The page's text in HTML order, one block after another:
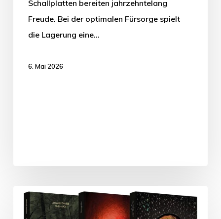
Schallplatten bereiten jahrzehntelang
Freude. Bei der optimalen Fürsorge spielt
die Lagerung eine…
6. Mai 2026